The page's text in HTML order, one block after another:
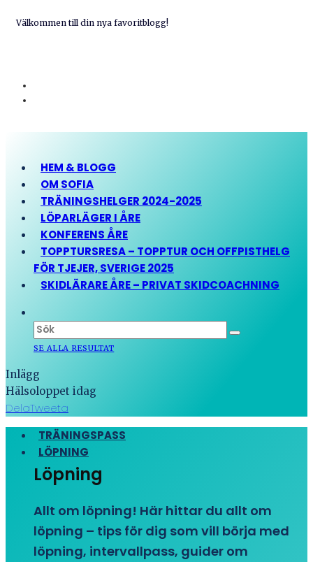
Välkommen till din nya favoritblogg!
HEM & BLOGG
OM SOFIA
TRÄNINGSHELGER 2024-2025
LÖPARLÄGER I ÅRE
KONFERENS ÅRE
TOPPTURSRESA – TOPPTUR OCH OFFPISTHELG
FÖR TJEJER, SVERIGE 2025
SKIDLÄRARE ÅRE – PRIVAT SKIDCOACHNING
SE ALLA RESULTAT
Inlägg
Hälsoloppet idag
DelaTweeta
TRÄNINGSPASS
LÖPNING
Löpning
Allt om löpning! Här hittar du allt om
löpning – tips för dig som vill börja med
löpning, intervallpass, guider om